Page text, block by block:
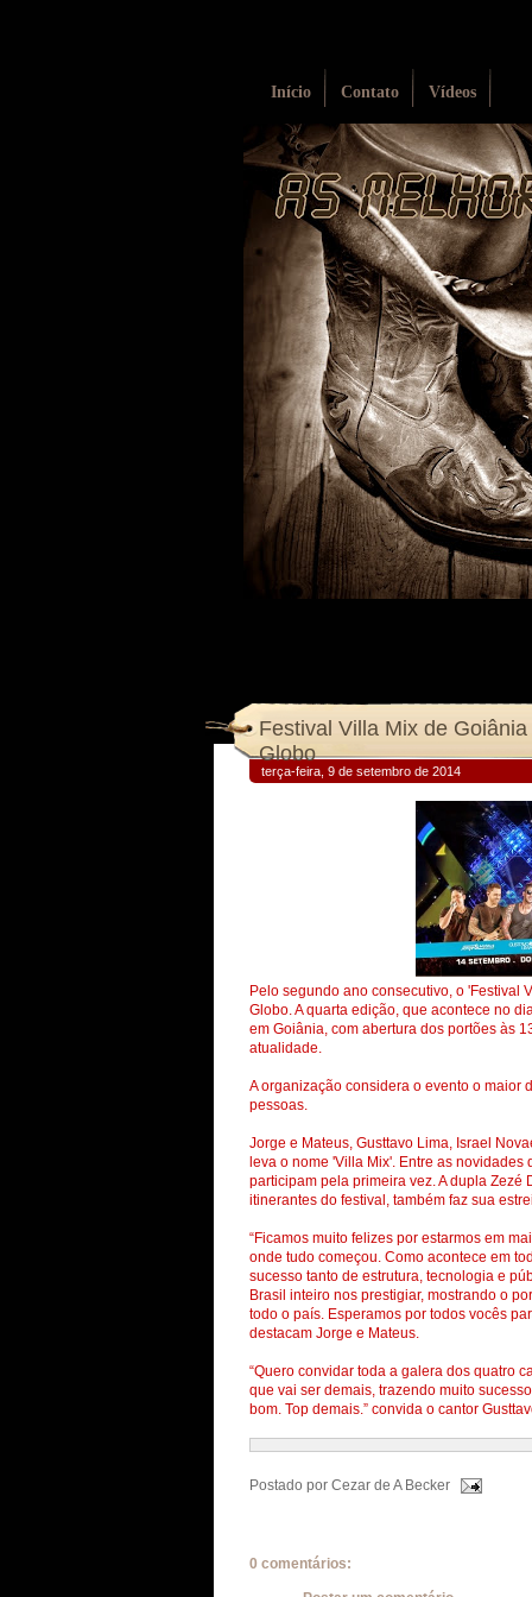
Início Contato Vídeos
Festival Villa Mix de
Globo
terça-feira, 9 de setembro de 2014
Pelo segundo ano consecutivo, o 'Festival
Globo. A quarta edição, que acontece no
em Goiânia, com abertura dos portões às
atualidade.
A organização considera o evento o maior
pessoas.
Jorge e Mateus, Gusttavo Lima, Israel
leva o nome 'Villa Mix'. Entre as
participam pela primeira vez. A dupla
itinerantes do festival, também faz sua
“Ficamos muito felizes por estarmos em
onde tudo começou. Como acontece em
sucesso tanto de estrutura, tecnologia e
Brasil inteiro nos prestigiar, mostrando o
todo o país. Esperamos por todos vocês
destacam Jorge e Mateus.
“Quero convidar toda a galera dos quatro
que vai ser demais, trazendo muito
bom. Top demais.” convida o cantor
Postado por Cezar de A Becker
0 comentários: